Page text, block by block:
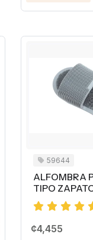
59644
ALFOMBRA
TIPO
¢4,455